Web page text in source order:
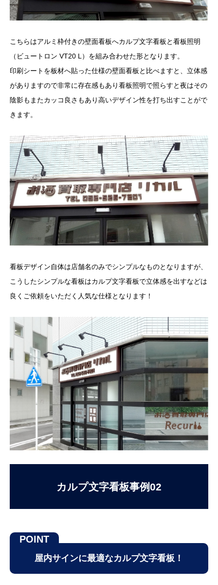
こちらはアルミ枠付きの壁面看板へカルプ文字看板と看板照明
（ビュートロン VT20 L）を組み合わせた形となります。
印刷シートを板材へ貼った仕様の壁面看板と比べますと、立体感
がありますので非常に存在感もあり看板照明で照らすと夜はその
陰影もまたカッコ良さもあり高いデザイン性を打ち出すことがで
きます。
看板デザイン自体は店舗名のみでシンプルなものとなりますが、
こうしたシンプルな看板はカルプ文字看板で立体感を出すなどは
良くご依頼をいただく人気な仕様となります！
カルプ文字看板事例02
屋内サインに最適なカルプ文字看板！